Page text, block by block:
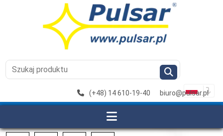
(+48) 14 610-19-40 biuro@pulsar.pl